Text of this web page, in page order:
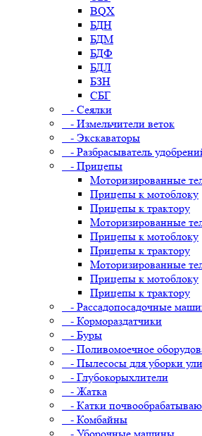
BQX
БДН
БДМ
БДФ
БДЛ
БЗН
СБГ
- Сеялки
- Измельчители веток
- Экскаваторы
- Разбрасыватель
- Прицепы
Моторизированные
Прицепы к мотоблоку
Прицепы к трактору
Моторизированные
Прицепы к мотоблоку
Прицепы к трактору
Моторизированные
Прицепы к мотоблоку
Прицепы к трактору
- Рассадопосадочные
- Кормораздатчики
- Буры
- Поливомоечное
- Пылесосы для уборки
- Глубокорыхлители
- Жатка
- Катки
- Комбайны